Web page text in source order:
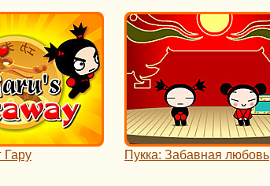
Гару Пукка: Забавная любовь